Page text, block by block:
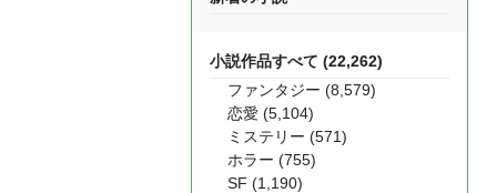
小説作品すべて (22,262)
ファンタジー (8,579)
恋愛 (5,104)
ミステリー (571)
ホラー (755)
SF (1,190)